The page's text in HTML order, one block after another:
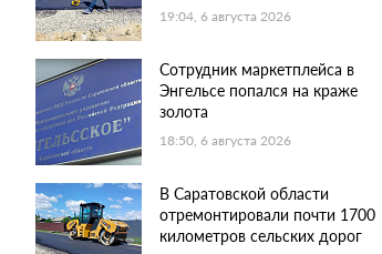
19:04, 6 августа 2026
Сотрудник маркетплейса в
Энгельсе попался на краже
золота
18:50, 6 августа 2026
В Саратовской области
отремонтировали почти 1700
километров сельских дорог